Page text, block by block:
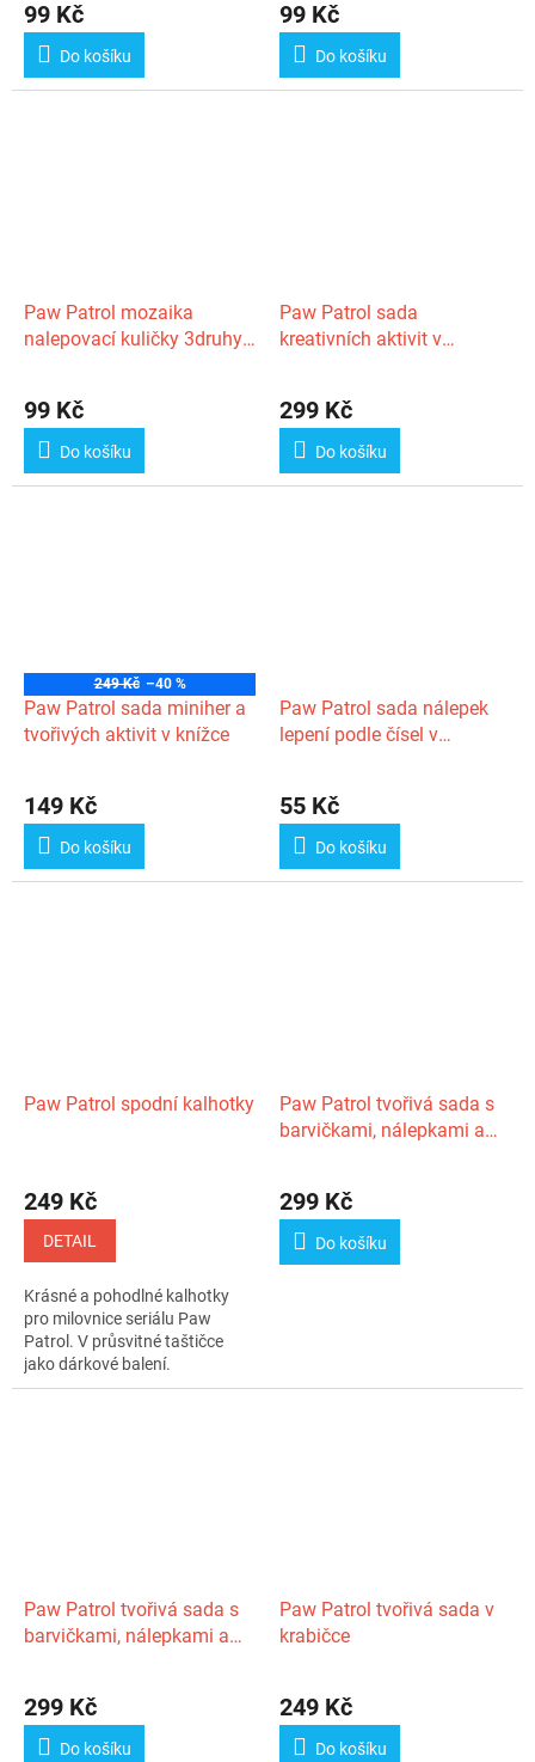
99 Kč
Do košíku
99 Kč
Do košíku
Paw Patrol mozaika
nalepovací kuličky 3druhy
99 Kč
Do košíku
Paw Patrol sada
kreativních aktivit v
299 Kč
Do košíku
249 Kč –40 %
Paw Patrol sada miniher a
tvořivých aktivit v knížce
149 Kč
Do košíku
Paw Patrol sada nálepek
lepení podle čísel v
55 Kč
Do košíku
Paw Patrol spodní kalhotky
249 Kč
DETAIL
Krásné a pohodlné kalhotky
pro milovnice seriálu Paw
Patrol. V průsvitné taštičce
jako dárkové balení.
Paw Patrol tvořivá sada s
barvičkami, nálepkami a
299 Kč
Do košíku
Paw Patrol tvořivá sada s
barvičkami, nálepkami a
299 Kč
Do košíku
Paw Patrol tvořivá sada v
krabičce
249 Kč
Do košíku